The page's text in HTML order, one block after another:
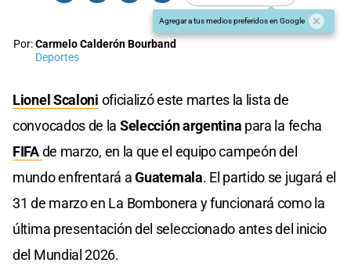
Agregar a tus medios preferidos en Google
Por:Carmelo Calderón Bourband
Deportes
Lionel Scaloni oficializó este martes la lista de
convocados de la Selección argentina para la fecha
FIFAde marzo, en la que el equipo campeón del
mundo enfrentará aGuatemala. El partido se jugará el
31 de marzo en La Bombonera y funcionará como la
última presentación del seleccionado antes del inicio
del Mundial 2026.